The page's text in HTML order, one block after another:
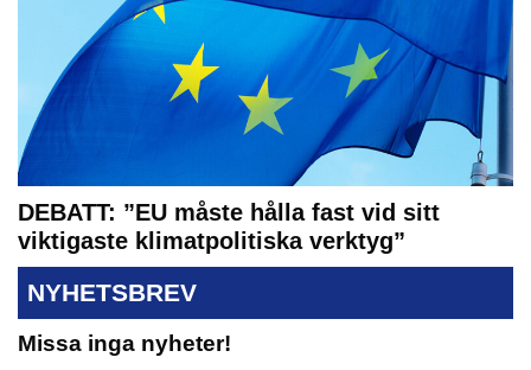
DEBATT: ”EU måste hålla fast vid sitt
viktigaste klimatpolitiska verktyg”
NYHETSBREV
Missa inga nyheter!